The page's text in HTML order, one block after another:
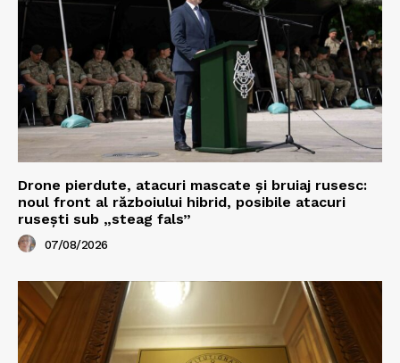
Drone pierdute, atacuri mascate și bruiaj rusesc:
noul front al războiului hibrid, posibile atacuri
rusești sub „steag fals”
07/08/2026